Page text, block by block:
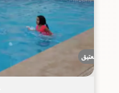
البيت العتيق